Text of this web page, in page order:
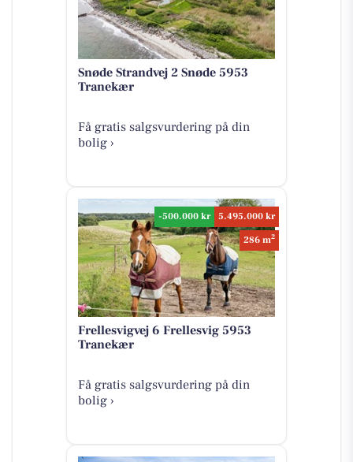
Snøde Strandvej 2 Snøde 5953
Tranekær
Få gratis salgsvurdering på din
bolig ›
-500.000 kr
5.495.000 kr
286 m2
Frellesvigvej 6 Frellesvig 5953
Tranekær
Få gratis salgsvurdering på din
bolig ›